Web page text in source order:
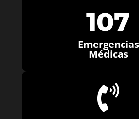
107
Emergencias
Médicas
